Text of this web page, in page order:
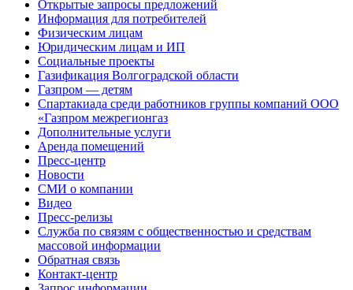
Открытые запросы предложений
Информация для потребителей
Физическим лицам
Юридическим лицам и ИП
Социальные проекты
Газификация Волгоградской области
Газпром — детям
Спартакиада среди работников группы компаний ООО
«Газпром межрегионгаз
Дополнительные услуги
Аренда помещений
Пресс-центр
Новости
СМИ о компании
Видео
Пресс-релизы
Служба по связям с общественностью и средствам
массовой информации
Обратная связь
Контакт-центр